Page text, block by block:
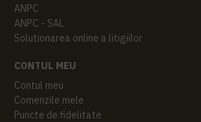
ANPC
ANPC - SAL
Solutionarea online a litigiilor
CONTUL MEU
Contul meu
Comenzile mele
Puncte de fidelitate